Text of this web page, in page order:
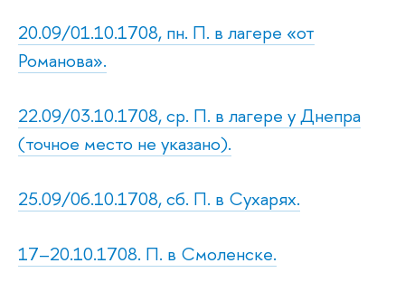
20.09/01.10.1708, пн. П. в лагере «от
Романова».
22.09/03.10.1708, ср. П. в лагере у Днепра
(точное место не указано).
25.09/06.10.1708, сб. П. в Сухарях.
17–20.10.1708. П. в Смоленске.